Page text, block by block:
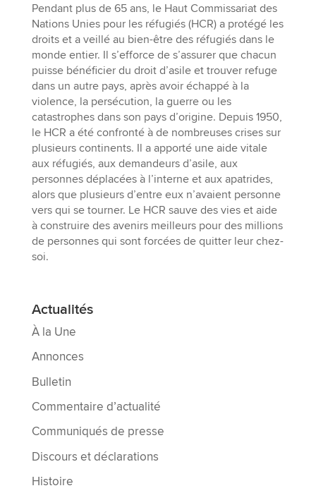
Pendant plus de 65 ans, le Haut Commissariat des
Nations Unies pour les réfugiés (HCR) a protégé les
droits et a veillé au bien-être des réfugiés dans le
monde entier. Il s’efforce de s’assurer que chacun
puisse bénéficier du droit d’asile et trouver refuge
dans un autre pays, après avoir échappé à la
violence, la persécution, la guerre ou les
catastrophes dans son pays d’origine. Depuis 1950,
le HCR a été confronté à de nombreuses crises sur
plusieurs continents. Il a apporté une aide vitale
aux réfugiés, aux demandeurs d’asile, aux
personnes déplacées à l’interne et aux apatrides,
alors que plusieurs d’entre eux n’avaient personne
vers qui se tourner. Le HCR sauve des vies et aide
à construire des avenirs meilleurs pour des millions
de personnes qui sont forcées de quitter leur chez-
soi.
Actualités
À la Une
Annonces
Bulletin
Commentaire d’actualité
Communiqués de presse
Discours et déclarations
Histoire